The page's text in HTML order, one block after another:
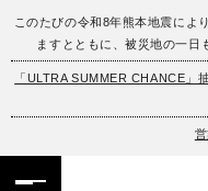
このたびの令和8年熊本地震によ
ますとともに、被災地の一日
「ULTRA SUMMER CHANCE」
フロアガイド
施設案内・アクセス
ENGLISH
繁体字